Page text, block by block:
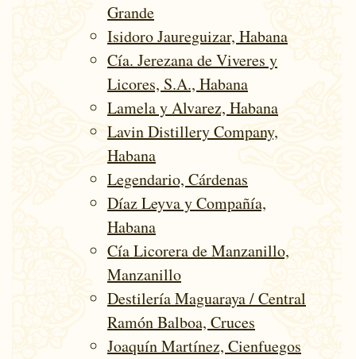
Grande
Isidoro Jaureguizar, Habana
Cía. Jerezana de Viveres y
Licores, S.A., Habana
Lamela y Alvarez, Habana
Lavin Distillery Company,
Habana
Legendario, Cárdenas
Díaz Leyva y Compañía,
Habana
Cía Licorera de Manzanillo,
Manzanillo
Destilería Maguaraya / Central
Ramón Balboa, Cruces
Joaquín Martínez, Cienfuegos